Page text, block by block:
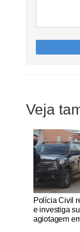
Veja
Notícias Católicas
Polícia Civil
e investiga
agiotagem